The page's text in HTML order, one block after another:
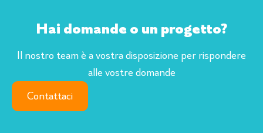
Hai domande o un progetto?
Il nostro team è a vostra disposizione per rispondere
alle vostre domande
Contattaci